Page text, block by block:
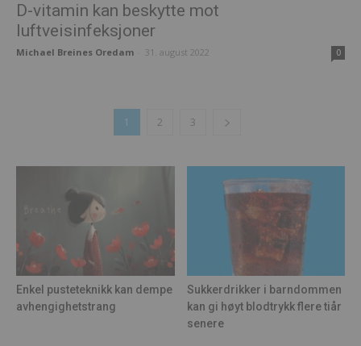
D-vitamin kan beskytte mot
luftveisinfeksjoner
Michael Breines Oredam 31. august 2022 0
1 2 3
Enkel pusteteknikk kan dempe
avhengighetstrang
Sukkerdrikker i barndommen
kan gi høyt blodtrykk flere tiår
senere